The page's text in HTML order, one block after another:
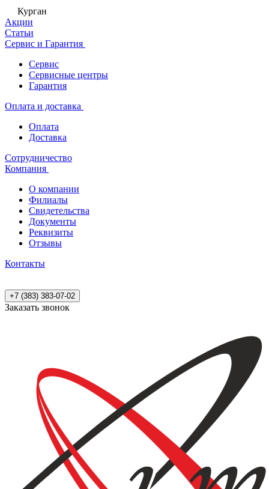
Курган
Акции
Статьи
Сервис и Гарантия
Сервис
Сервисные центры
Гарантия
Оплата и доставка
Оплата
Доставка
Сотрудничество
Компания
О компании
Филиалы
Свидетельства
Документы
Реквизиты
Отзывы
Контакты
+7 (383) 383-07-02
Заказать звонок